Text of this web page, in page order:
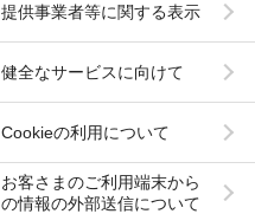
提供事業者等に関する表示
健全なサービスに向けて
Cookieの利用について
お客さまのご利用端末から
の情報の外部送信について